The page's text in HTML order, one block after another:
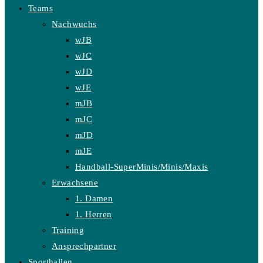
Teams
Nachwuchs
wJB
wJC
wJD
wJE
mJB
mJC
mJD
mJE
Handball-SuperMinis/Minis/Maxis
Erwachsene
1. Damen
1. Herren
Training
Ansprechpartner